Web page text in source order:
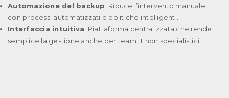
Automazione del backup: Riduce l’intervento manuale
con processi automatizzati e politiche intelligenti.
Interfaccia intuitiva: Piattaforma centralizzata che rende
semplice la gestione anche per team IT non specialistici.